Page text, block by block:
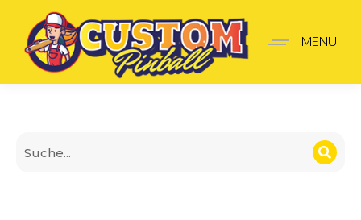
Aerosmith Shooter-Griff
MENÜ